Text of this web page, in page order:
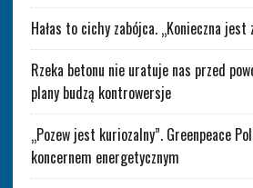
Hałas to cichy zabójca. „Konieczna jest
Rzeka betonu nie uratuje nas przed
plany budzą kontrowersje
„Pozew jest kuriozalny”. Greenpeace
koncernem energetycznym